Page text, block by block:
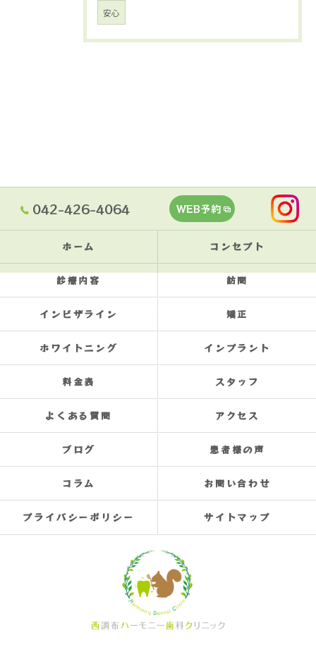
安心
042-426-4064 WEB予約
ホーム コンセプト
診療内容 訪問
インビザライン 矯正
ホワイトニング インプラント
料金表 スタッフ
よくある質問 アクセス
ブログ 患者様の声
コラム お問い合わせ
プライバシーポリシー サイトマップ